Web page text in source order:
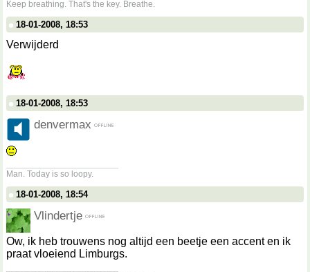
Keep breathing. That's the key. Breathe.
18-01-2008, 18:53
Verwijderd
18-01-2008, 18:53
denvermax
Man. Today is so loopy.
18-01-2008, 18:54
Vlindertje
Ow, ik heb trouwens nog altijd een beetje een accent en ik
praat vloeiend Limburgs.